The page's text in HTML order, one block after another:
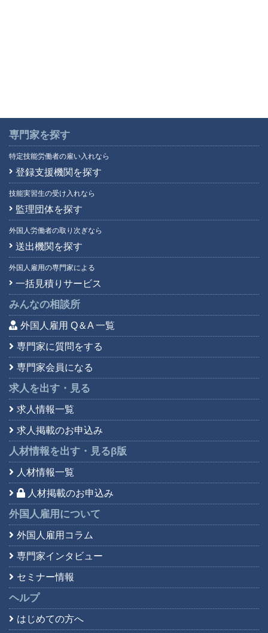
専門家を探す
特定技能労働者の雇い入れなら
登録支援機関を探す
技能実習生の受け入れなら
監理団体を探す
外国人労働者の取り次ぎなら
送出機関を探す
外国人雇用の専門家による
一括見積りサービス
みんなの相談所
外国人雇用 Q＆A 一覧
専門家に質問をする
専門家会員になる
求人を出す・見る
求人情報一覧
求人掲載のお申込み
人材情報を出す・見るβ版
人材情報一覧
人材掲載のお申込み
外国人雇用について
外国人雇用コラム
専門家インタビュー
セミナー情報
ヘルプ
はじめての方へ